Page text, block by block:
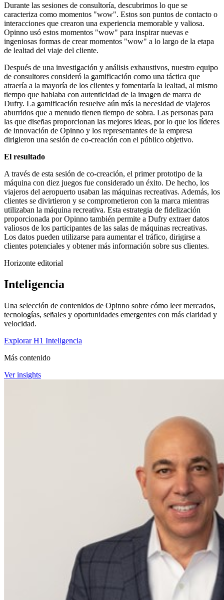
Durante las sesiones de consultoría, descubrimos lo que se
caracteriza como momentos "wow". Estos son puntos de contacto o
interacciones que crearon una experiencia memorable y valiosa.
Opinno usó estos momentos "wow" para inspirar nuevas e
ingeniosas formas de crear momentos "wow" a lo largo de la etapa
de lealtad del viaje del cliente.
Después de una investigación y análisis exhaustivos, nuestro equipo
de consultores consideró la gamificación como una táctica que
atraería a la mayoría de los clientes y fomentaría la lealtad, al mismo
tiempo que hablaba con autenticidad de la imagen de marca de
Dufry. La gamificación resuelve aún más la necesidad de viajeros
aburridos que a menudo tienen tiempo de sobra. Las personas para
las que diseñas proporcionan las mejores ideas, por lo que los líderes
de innovación de Opinno y los representantes de la empresa
dirigieron una sesión de co-creación con el público objetivo.
El resultado
A través de esta sesión de co-creación, el primer prototipo de la
máquina con diez juegos fue considerado un éxito. De hecho, los
viajeros del aeropuerto usaban las máquinas recreativas. Además, los
clientes se divirtieron y se comprometieron con la marca mientras
utilizaban la máquina recreativa. Esta estrategia de fidelización
proporcionada por Opinno también permite a Dufry extraer datos
valiosos de los participantes de las salas de máquinas recreativas.
Los datos pueden utilizarse para aumentar el tráfico, dirigirse a
clientes potenciales y obtener más información sobre sus clientes.
Horizonte editorial
Inteligencia
Una selección de contenidos de Opinno sobre cómo leer mercados,
tecnologías, señales y oportunidades emergentes con más claridad y
velocidad.
Explorar H1 Inteligencia
Más contenido
Ver insights